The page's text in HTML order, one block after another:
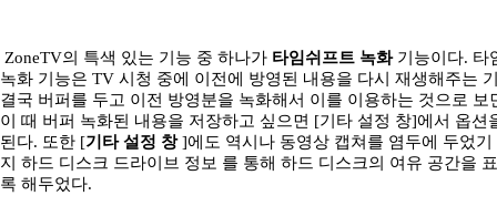
ZoneTV의 특색 있는 기능 중 하나가 타임쉬프트 녹화 기능이다. 타
녹화 기능은 TV 시청 중에 이전에 방영된 내용을 다시 재생해주는
결국 버퍼를 두고 이전 방영분을 녹화해서 이를 이용하는 것으로 보
이 때 버퍼 녹화된 내용을 저장하고 싶으면 [기타 설정 창]에서 옵션
된다. 또한 [기타 설정 창]에도 역시나 동영상 캡쳐를 염두에 두었기
지 하드 디스크 드라이브 정보 를 통해 하드 디스크의 여유 공간을
록 해두었다.